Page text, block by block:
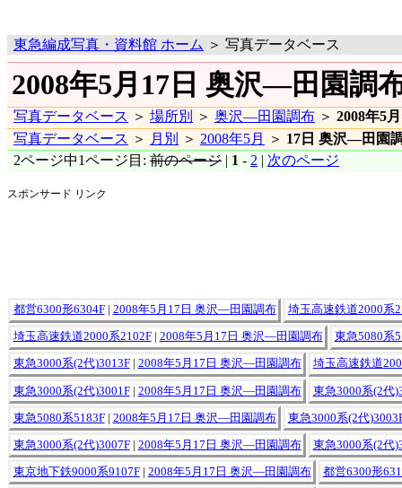
東急編成写真・資料館 ホーム ＞ 写真データベース
2008年5月17日 奥沢―田園調
写真データベース ＞ 場所別 ＞ 奥沢―田園調布 ＞ 2008年5
写真データベース ＞ 月別 ＞ 2008年5月 ＞ 17日 奥沢―田園
2ページ中1ページ目: 前のページ | 1 - 2 | 次のページ
スポンサード リンク
都営6300形6304F| 2008年5月17日 奥沢―田園調布 埼玉高速鉄道2000系
埼玉高速鉄道2000系2102F| 2008年5月17日 奥沢―田園調布 東急5080系
東急3000系(2代)3013F| 2008年5月17日 奥沢―田園調布 埼玉高速鉄道
東急3000系(2代)3001F| 2008年5月17日 奥沢―田園調布 東急3000系(2代
東急5080系5183F| 2008年5月17日 奥沢―田園調布 東急3000系(2代
東急3000系(2代)3007F| 2008年5月17日 奥沢―田園調布 東急3000系(2代
東京地下鉄9000系9107F| 2008年5月17日 奥沢―田園調布 都営6300形